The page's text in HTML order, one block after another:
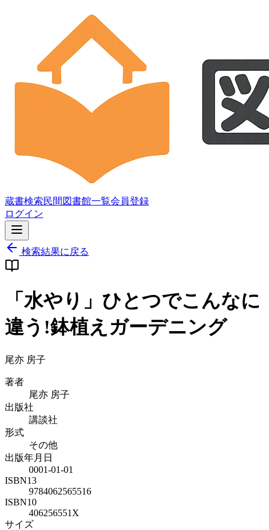
蔵書検索民間図書館一覧会員登録
ログイン
検索結果に戻る
「水やり」ひとつでこんなに
違う!鉢植えガーデニング
尾亦 房子
著者
尾亦 房子
出版社
講談社
形式
その他
出版年月日
0001-01-01
ISBN13
9784062565516
ISBN10
406256551X
サイズ